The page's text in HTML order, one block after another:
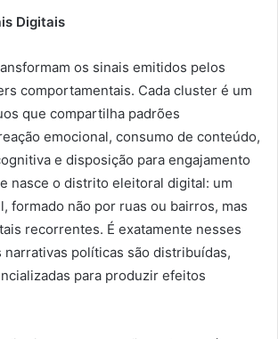
Digitais
os sinais emitidos pelos
comportamentais. Cada cluster é um
que compartilha padrões
emocional, consumo de conteúdo,
e disposição para engajamento
nasce o distrito eleitoral digital: um
formado não por ruas ou bairros, mas
recorrentes. É exatamente nesses
políticas são distribuídas,
para produzir efeitos